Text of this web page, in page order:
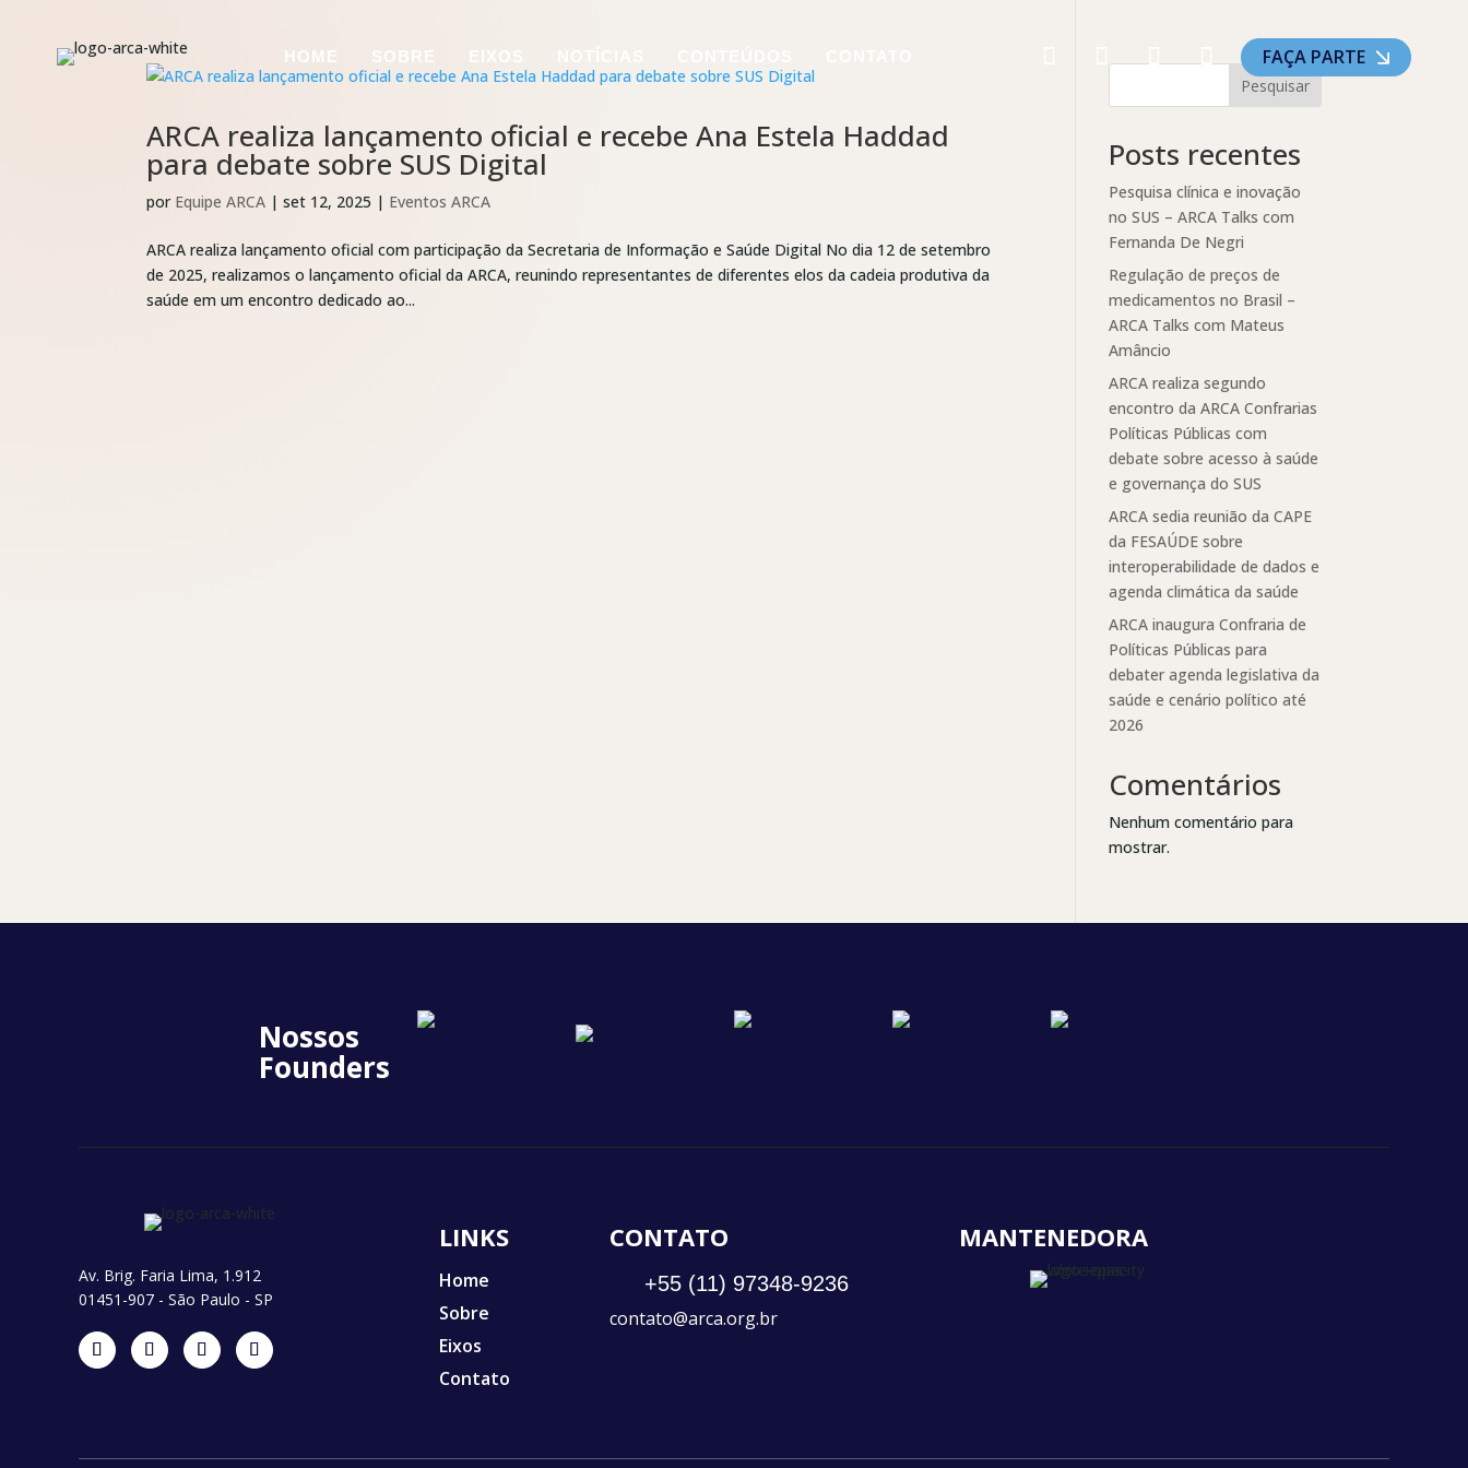
HOME SOBRE EIXOS FAÇA PARTE
ARCA realiza lançamento oficial e recebe Ana Estela Haddad
para debate sobre SUS Digital
por Equipe ARCA |set 12, 2025 | Eventos ARCA
ARCA realiza lançamento oficial com participação da Secretaria de Informação e Saúde Digital No dia 12 de setembro
de 2025, realizamos o lançamento oficial da ARCA, reunindo representantes de diferentes elos da cadeia produtiva da
saúde em um encontro dedicado ao...
Pesquisar
Posts recentes
Pesquisa clínica e inovação
no SUS – ARCA Talks com
Fernanda De Negri
Regulação de preços de
medicamentos no Brasil –
ARCA Talks com Mateus
Amâncio
ARCA realiza segundo
encontro da ARCA Confrarias
Políticas Públicas com
debate sobre acesso à saúde
e governança do SUS
ARCA sedia reunião da CAPE
da FESAÚDE sobre
interoperabilidade de dados e
agenda climática da saúde
ARCA inaugura Confraria de
Políticas Públicas para
debater agenda legislativa da
saúde e cenário político até
2026
Comentários
Nenhum comentário para
mostrar.
Nossos
Founders
Av. Brig. Faria Lima, 1.912
01451-907 - São Paulo - SP
LINKS
Home
Sobre
Eixos
Contato
CONTATO
+55 (11) 97348-9236
contato@arca.org.br
MANTENEDORA